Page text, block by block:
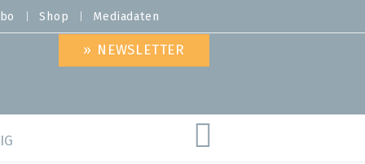
Shop Mediadaten
» NEWSLETTER